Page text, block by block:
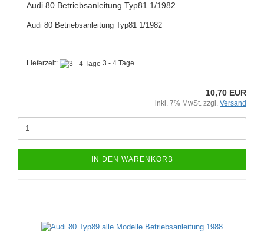
Audi 80 Betriebsanleitung Typ81 1/1982
Audi 80 Betriebsanleitung Typ81 1/1982
Lieferzeit: 3 - 4 Tage
10,70 EUR
inkl. 7% MwSt. zzgl. Versand
IN DEN WARENKORB